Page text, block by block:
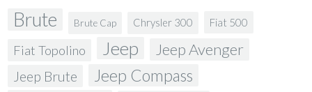
Brute Brute Cap Chrysler 300 Fiat 500
Fiat Topolino Jeep Jeep Avenger
Jeep Brute Jeep Compass